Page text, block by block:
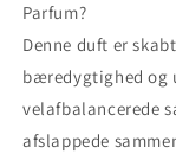
Parfum?
Denne duft er
bæredygtighed og
velafbalancerede
afslappede